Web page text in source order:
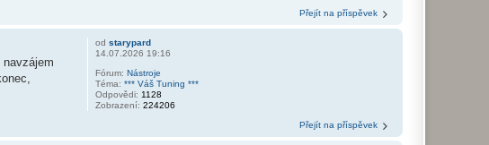
Přejít na příspěvek
odstarypard
14.07.2026 19:16
Fórum:Nástroje
Téma:*** Váš Tuning ***
Odpovědi: 1128
Zobrazení:224206
Přejít na příspěvek